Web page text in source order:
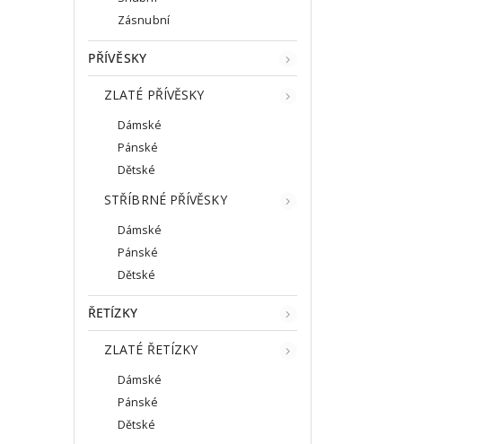
Zásnubní
PŘÍVĚSKY
ZLATÉ PŘÍVĚSKY
Dámské
Pánské
Dětské
STŘÍBRNÉ PŘÍVĚSKY
Dámské
Pánské
Dětské
ŘETÍZKY
ZLATÉ ŘETÍZKY
Dámské
Pánské
Dětské